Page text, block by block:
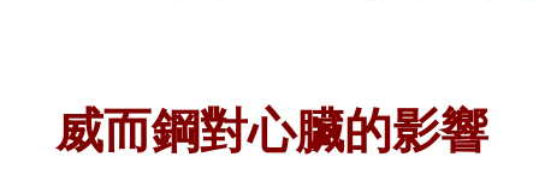
威而鋼對心臟的影響